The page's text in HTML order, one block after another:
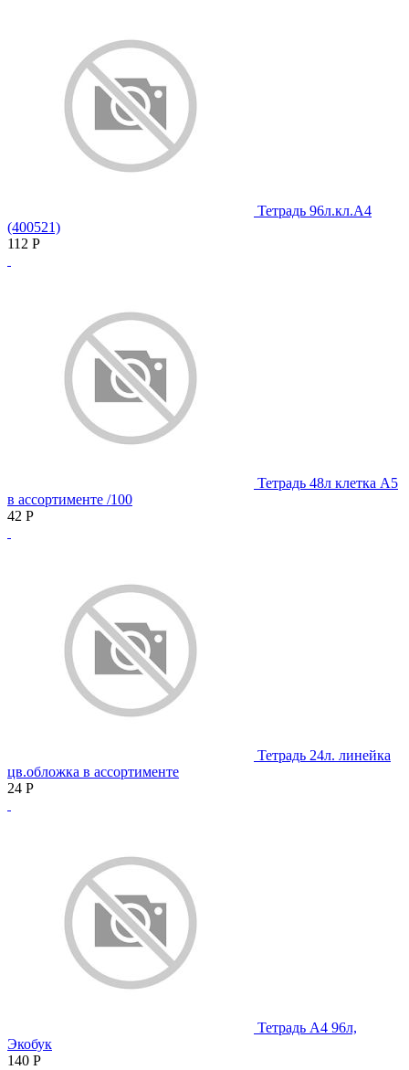
Тетрадь 96л.кл.А4
(400521)
112 Р
Тетрадь 48л клетка А5
в ассортименте /100
42 Р
Тетрадь 24л. линейка
цв.обложка в ассортименте
24 Р
Тетрадь А4 96л,
Экобук
140 Р